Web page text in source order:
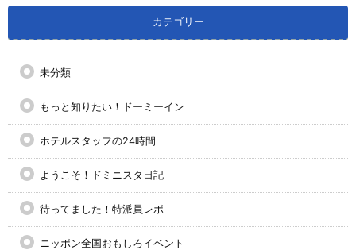
カテゴリー
未分類
もっと知りたい！ドーミーイン
ホテルスタッフの24時間
ようこそ！ドミニスタ日記
待ってました！特派員レポ
ニッポン全国おもしろイベント